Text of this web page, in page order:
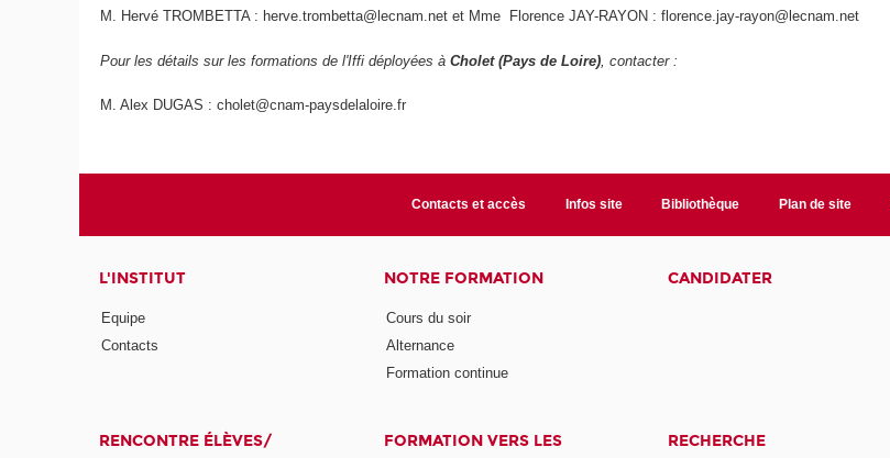
M. Hervé TROMBETTA : herve.trombetta@lecnam.net et Mme Florence JAY-RAYON : florence.jay-rayon@lecnam.net
Pour les détails sur les formations de l'Iffi déployées àCholet (Pays de Loire) , contacter :
M. Alex DUGAS : cholet@cnam-paysdelaloire.fr
Contacts et accès Infos site Bibliothèque Plan de site
L'INSTITUT
Equipe
Contacts
NOTRE FORMATION
Cours du soir
Alternance
Formation continue
CANDIDATER
RENCONTRE ÉLÈVES/
FORMATION VERS LES
RECHERCHE